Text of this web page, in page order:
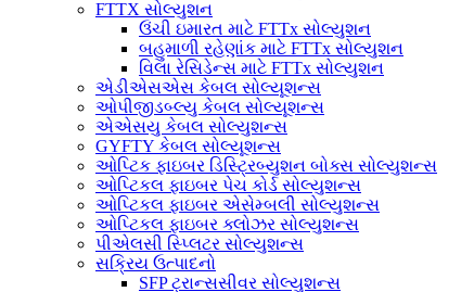
FTTX સોલ્યુશન
ઉંચી ઇમારત માટે FTTx સોલ્યુશન
બહુમાળી રહેણાંક માટે FTTx સોલ્યુશન
વિલા રેસિડેન્સ માટે FTTx સોલ્યુશન
એડીએસએસ કેબલ સોલ્યૂશન્સ
ઓપીજીડબ્લ્યુ કેબલ સોલ્યૂશન્સ
એએસયુ કેબલ સોલ્યુશન્સ
GYFTY કેબલ સોલ્યૂશન્સ
ઓપ્ટિક ફાઇબર ડિસ્ટ્રિબ્યુશન બોક્સ સોલ્યુશન્સ
ઓપ્ટિકલ ફાઇબર પેચ કોર્ડ સોલ્યુશન્સ
ઓપ્ટિકલ ફાઇબર એસેમ્બલી સોલ્યુશન્સ
ઓપ્ટિકલ ફાઇબર ક્લોઝર સોલ્યુશન્સ
પીએલસી સ્પ્લિટર સોલ્યુશન્સ
સક્રિય ઉત્પાદનો
SFP ટ્રાન્સસીવર સોલ્યુશન્સ